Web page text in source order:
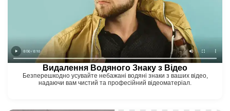
Видалення Водяного Знаку з Відео
Безперешкодно усувайте небажані водяні знаки з ваших відео,
надаючи вам чистий та професійний відеоматеріал.